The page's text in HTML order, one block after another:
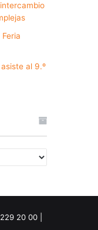
al 9.º
20 00 |